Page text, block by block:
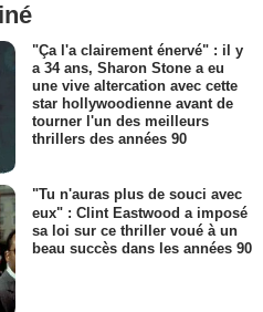
"Ça l'a clairement énervé" : il y
a 34 ans, Sharon Stone a eu
une vive altercation avec cette
star hollywoodienne avant de
tourner l'un des meilleurs
thrillers des années 90
"Tu n'auras plus de souci avec
eux" : Clint Eastwood a imposé
sa loi sur ce thriller voué à un
beau succès dans les années 90